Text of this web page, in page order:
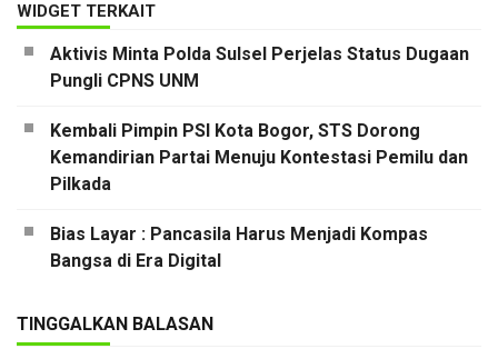
WIDGET TERKAIT
Aktivis Minta Polda Sulsel Perjelas Status Dugaan
Pungli CPNS UNM
Kembali Pimpin PSI Kota Bogor, STS Dorong
Kemandirian Partai Menuju Kontestasi Pemilu dan
Pilkada
Bias Layar : Pancasila Harus Menjadi Kompas
Bangsa di Era Digital
TINGGALKAN BALASAN